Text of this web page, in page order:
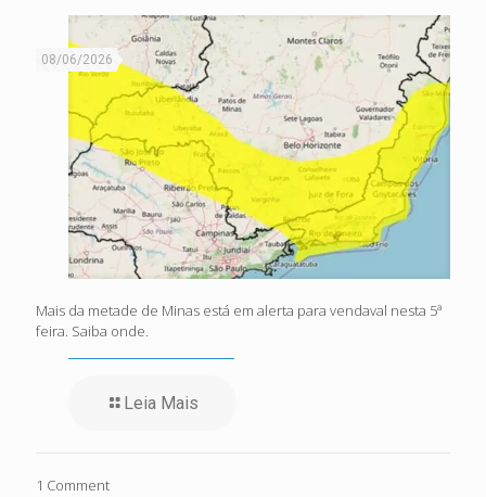
08/06/2026
Mais da metade de Minas está em alerta para vendaval nesta 5ª
feira. Saiba onde.
Leia Mais
1 Comment